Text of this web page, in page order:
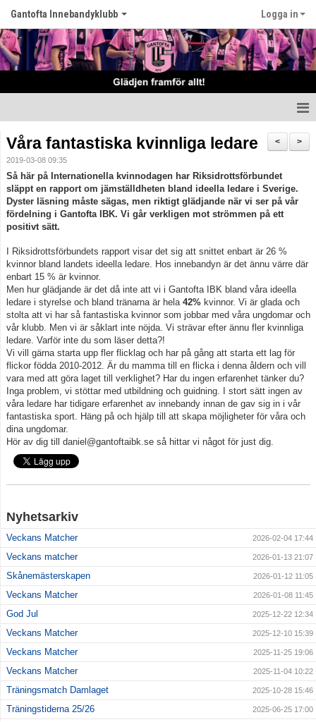
Gantofta Innebandyklubb Logga in
Hem
Nyheter
Klubben
Våra lag
Kontakt
Kalender
Matcher
Klubbkläder
Supportershop
Dokument
Medlemskap & Medlems- och träningsavgifter
>
<
Våra fantastiska kvinnliga ledare
2019-03-08 09:35
Så här på Internationella kvinnodagen har Riksidrottsförbundet
släppt en rapport om jämställdheten bland ideella ledare i Sverige.
Dyster läsning måste sägas, men riktigt glädjande när vi ser på vår
fördelning i Gantofta IBK. Vi går verkligen mot strömmen på ett
positivt sätt.
I Riksidrottsförbundets rapport visar det sig att snittet enbart är 26 %
kvinnor bland landets ideella ledare. Hos innebandyn är det ännu värre där
enbart 15 % är kvinnor.
Men hur glädjande är det då inte att vi i Gantofta IBK bland våra ideella
ledare i styrelse och bland tränarna är hela 42% kvinnor. Vi är glada och
stolta att vi har så fantastiska kvinnor som jobbar med våra ungdomar och
vår klubb. Men vi är såklart inte nöjda. Vi strävar efter ännu fler kvinnliga
ledare. Varför inte du som läser detta?!
Vi vill gärna starta upp fler flicklag och har på gång att starta ett lag för
flickor födda 2010-2012. Är du mamma till en flicka i denna åldern och vill
vara med att göra laget till verklighet? Har du ingen erfarenhet tänker du?
Inga problem, vi stöttar med utbildning och guidning. I stort sätt ingen av
våra ledare har tidigare erfarenhet av innebandy innan de gav sig in i vår
fantastiska sport. Häng på och hjälp till att skapa möjligheter för våra och
dina ungdomar.
Hör av dig till daniel@gantoftaibk.se så hittar vi något för just dig.
Nyhetsarkiv
Veckans Matcher 2026-02-04 17:44
Veckans matcher 2026-01-13 21:07
Skånemästerskapen 2026-01-12 11:05
Veckans Matcher 2026-01-08 11:45
God Jul 2025-12-22 12:34
Veckans Matcher 2025-12-10 15:39
Veckans Matcher 2025-11-25 19:06
Veckans Matcher 2025-11-04 10:22
Träningsmatch Damlaget 2025-10-28 15:46
Träningstiderna 25/26 2025-06-25 17:00